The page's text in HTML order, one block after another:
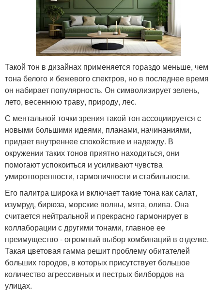
Такой тон в дизайнах применяется гораздо меньше, чем
тона белого и бежевого спектров, но в последнее время
он набирает популярность. Он символизирует зелень,
лето, весеннюю траву, природу, лес.
С ментальной точки зрения такой тон ассоциируется с
новыми большими идеями, планами, начинаниями,
придает внутреннее спокойствие и надежду. В
окружении таких тонов приятно находиться, они
помогают успокоиться и усиливают чувства
умиротворенности, гармоничности и стабильности.
Его палитра широка и включает такие тона как салат,
изумруд, бирюза, морские волны, мята, олива. Она
считается нейтральной и прекрасно гармонирует в
коллаборации с другими тонами, главное ее
преимущество - огромный выбор комбинаций в отделке.
Такая цветовая гамма решит проблему обитателей
больших городов, в которых присутствует большое
количество агрессивных и пестрых билбордов на
улицах.